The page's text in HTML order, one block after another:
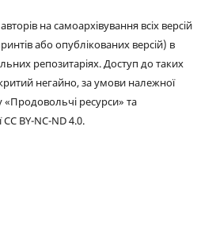
на самоархівування всіх версій
або опублікованих версій) в
репозитаріях. Доступ до таких
негайно, за умови належної
«Продовольчі ресурси» та
BY-NC-ND 4.0.